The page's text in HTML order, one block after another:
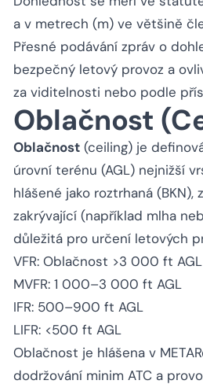
a v metrech (m) ve většině
Přesné podávání zpráv o
bezpečný letový provoz a
za viditelnosti nebo podle
Oblačnost
Oblačnost (ceiling) je
úrovní terénu (AGL) nejnižší
hlášené jako roztrhaná (BKN),
zakrývající (například mlha
důležitá pro určení letových
VFR: Oblačnost >3 000 ft AGL
MVFR: 1 000–3 000 ft AGL
IFR: 500–900 ft AGL
LIFR: <500 ft AGL
Oblačnost je hlášena v
dodržování minim ATC a